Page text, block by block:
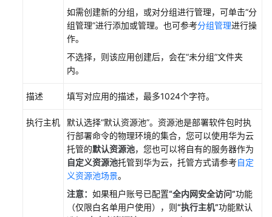
CodeArts
机
境
CodeArts
如需创建新的分组，或对分组进行管理，可单击“分
组管理”进行添加或管理。也可参考分组管理进行操
作。
不选择，则该应用创建后，会在“未分组”文件夹
内。
描述 填写对应用的描述，最多1024个字符。
执行主机
默认选择“默认资源池”。资源池是部署软件包时执
行部署命令的物理环境的集合，您可以使用华为云
托管的默认资源池，您也可以将自有的服务器作为
自定义资源池托管到华为云，托管方式请参考自定
义资源池场景。
注意： 如果租户账号已配置“全内网安全访问”功能
（仅限白名单用户使用），则“执行主机”功能默认